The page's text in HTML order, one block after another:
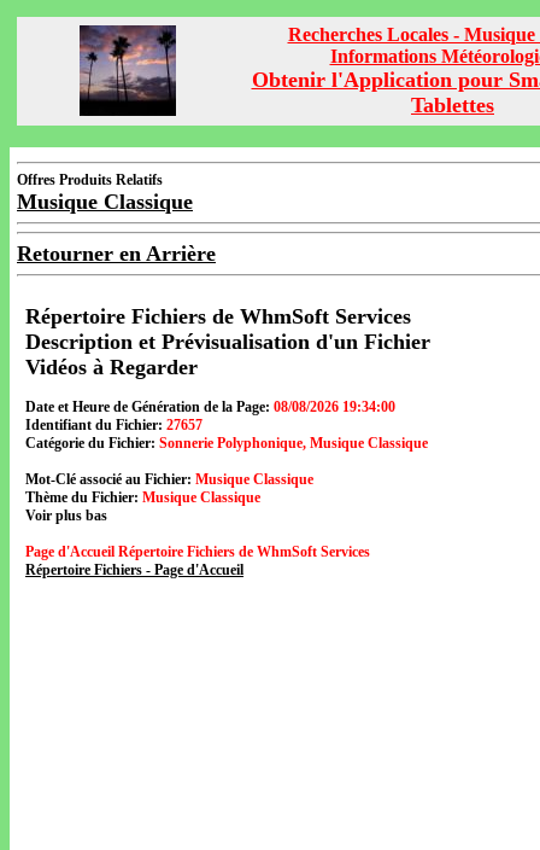
Recherches Locales - Musique
Informations
Obtenir l'Application pour
Tablettes
Offres Produits Relatifs
Musique Classique
Retourner en Arrière
Répertoire Fichiers de WhmSoft Services
Description et Prévisualisation d'un Fichier
Vidéos à Regarder
Date et Heure de Génération de la Page: 08/08/2026 19:34:00
Identifiant du Fichier: 27657
Catégorie du Fichier: Sonnerie Polyphonique, Musique Classique
Mot-Clé associé au Fichier: Musique Classique
Thème du Fichier: Musique Classique
Voir plus bas
Page d'Accueil Répertoire Fichiers de WhmSoft Services
Répertoire Fichiers - Page d'Accueil